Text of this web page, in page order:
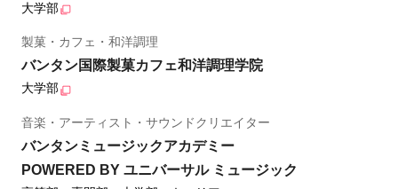
大学部
製菓・カフェ・和洋調理
バンタン国際製菓カフェ和洋調理学院
大学部
音楽・アーティスト・サウンドクリエイター
バンタンミュージックアカデミー
POWERED BY ユニバーサル ミュージック